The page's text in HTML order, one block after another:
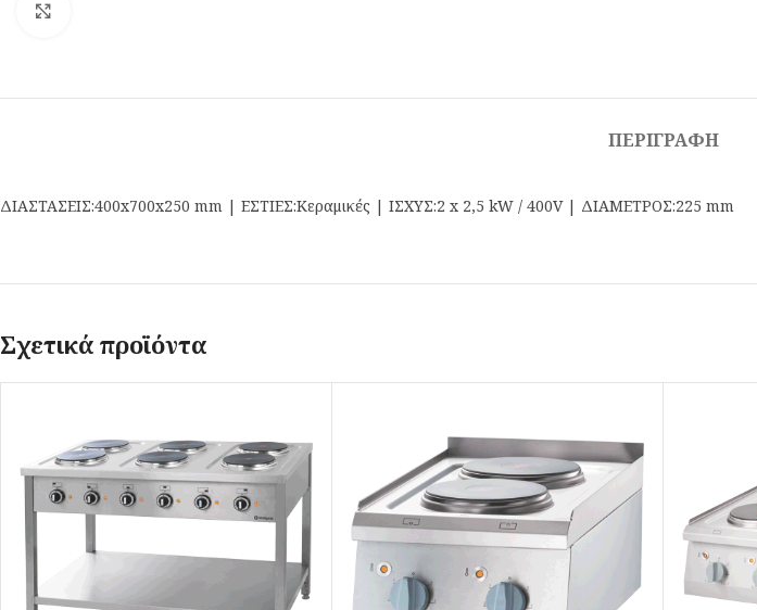
ΠΕΡΙΓΡΑΦΉ
ΔΙΑΣΤΑΣΕΙΣ:400x700x250 mm | ΕΣΤΙΕΣ:Κεραμικές | ΙΣΧΥΣ:2 x 2,5 kW / 400V | ΔΙΑΜΕΤΡΟΣ:225 mm
Σχετικά προϊόντα